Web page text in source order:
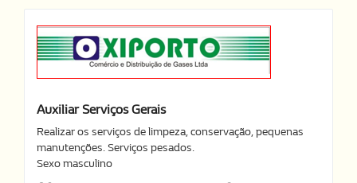
Auxiliar Serviços Gerais
Realizar os serviços de limpeza, conservação, pequenas
manutenções. Serviços pesados.
Sexo masculino